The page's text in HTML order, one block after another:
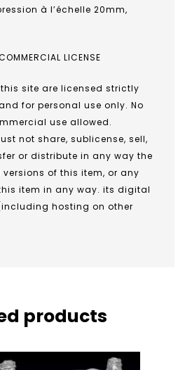
à l’échelle 20mm,
LICENSE
site are licensed strictly
for personal use only. No
use allowed.
not share, sublicense, sell,
or distribute in any way the
of this item, or any
item in any way. its digital
hosting on other
products